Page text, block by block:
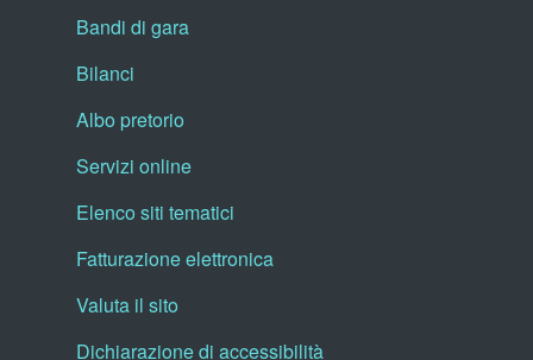
Bandi di gara
Bilanci
Albo pretorio
Servizi online
Elenco siti tematici
Fatturazione elettronica
Valuta il sito
Dichiarazione di accessibilità